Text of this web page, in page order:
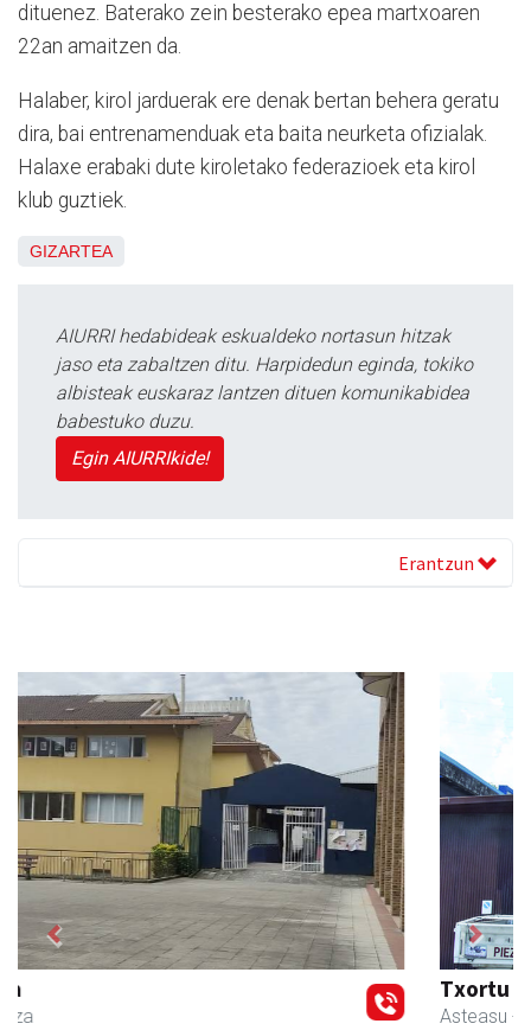
dituenez. Baterako zein besterako epea martxoaren
22an amaitzen da.
Halaber, kirol jarduerak ere denak bertan behera geratu
dira, bai entrenamenduak eta baita neurketa ofizialak.
Halaxe erabaki dute kiroletako federazioek eta kirol
klub guztiek.
GIZARTEA
AIURRI hedabideak eskualdeko nortasun hitzak
jaso eta zabaltzen ditu. Harpidedun eginda, tokiko
albisteak euskaraz lantzen dituen komunikabidea
babestuko duzu.
Egin AIURRIkide!
Erantzun
Txortu mekanizaketa eta muntaketa
Asteasu
Previous Next